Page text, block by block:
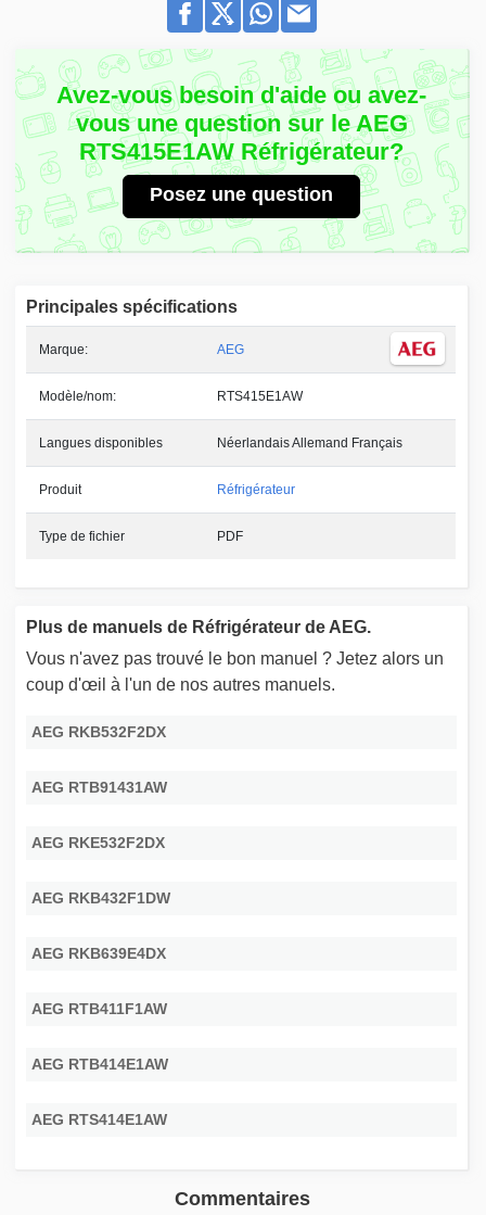
Avez-vous besoin d'aide ou avez-
vous une question sur le AEG
RTS415E1AW Réfrigérateur?
Posez une question
Principales spécifications
Marque: AEG
Modèle/nom: RTS415E1AW
Langues disponibles Néerlandais Allemand Français
Produit Réfrigérateur
Type de fichier PDF
Plus de manuels de Réfrigérateur de AEG.
Vous n'avez pas trouvé le bon manuel ? Jetez alors un
coup d'œil à l'un de nos autres manuels.
AEG RKB532F2DX
AEG RTB91431AW
AEG RKE532F2DX
AEG RKB432F1DW
AEG RKB639E4DX
AEG RTB411F1AW
AEG RTB414E1AW
AEG RTS414E1AW
Commentaires